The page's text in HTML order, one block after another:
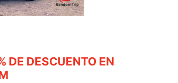
DE DESCUENTO EN